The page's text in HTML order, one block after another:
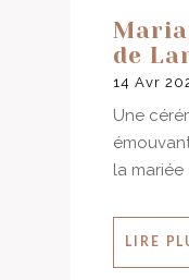
de
14 Avr
Une
la mariée
LIRE